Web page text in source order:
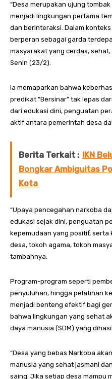
“Desa merupakan ujung
menjadi lingkungan pertama
dan berinteraksi. Dalam
berperan sebagai garda
masyarakat yang cerdas,
Senin (23/2).
Ia memaparkan bahwa
predikat “Bersinar” tak lepas
dari edukasi dini, penguatan
aktif antara pemerintah desa
Berita Terkait : IKN
Bongkar Ambiguitas
Kota
“Upaya pencegahan narkoba
edukasi sejak dini, penguatan
kepemudaan yang positif,
desa, tokoh agama, tokoh
tambahnya.
Program-program seperti
penyuluhan, hingga pelatihan
menjadi benteng efektif bagi
bahwa lingkungan yang sehat
daya manusia (SDM) yang
“Desa yang bebas Narkoba
manusia yang sehat jasmani
saing. Jika setiap desa mampu